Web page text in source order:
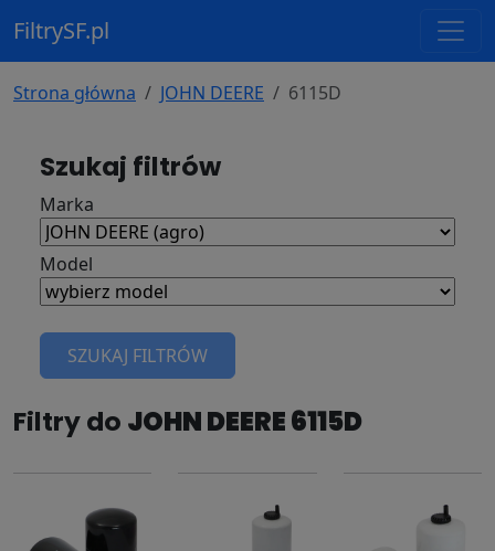
FiltrySF.pl
Strona główna JOHN DEERE 6115D
Szukaj filtrów
Marka
Model
SZUKAJ FILTRÓW
Filtry do JOHN DEERE 6115D